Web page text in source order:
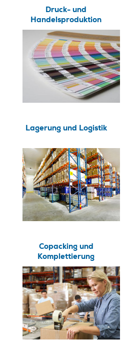
Druck- und
Handelsproduktion
Lagerung und Logistik
Copacking und
Komplettierung